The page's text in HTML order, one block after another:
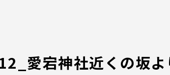
愛宕神社近くの坂よ